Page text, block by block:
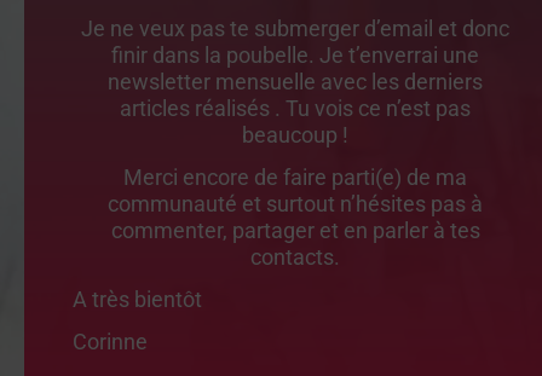
Je ne veux pas te submerger d’email et donc
finir dans la poubelle. Je t’enverrai une
newsletter mensuelle avec les derniers
articles réalisés . Tu vois ce n’est pas
beaucoup !
Merci encore de faire parti(e) de ma
communauté et surtout n’hésites pas à
commenter, partager et en parler à tes
contacts.
A très bientôt
Corinne